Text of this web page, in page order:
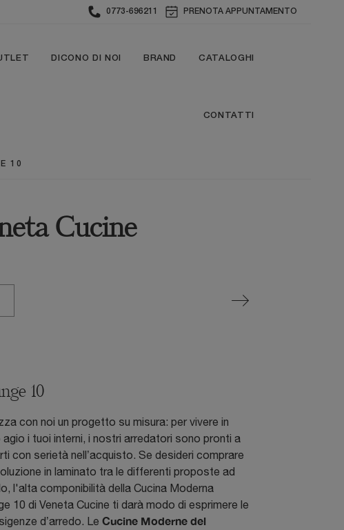
0773-696211 PRENOTA APPUNTAMENTO
DICONO DI NOI BRAND CATALOGHI
CONTATTI
10
Cucine
10
con noi un progetto su misura: per vivere in
agio i tuoi interni, i nostri arredatori sono pronti a
con serietà nell’acquisto. Se desideri comprare
in laminato tra le differenti proposte ad
l'alta componibilità della Cucina Moderna
10 di Veneta Cucine ti darà modo di esprimere le
d’arredo. LeCucine Moderne del